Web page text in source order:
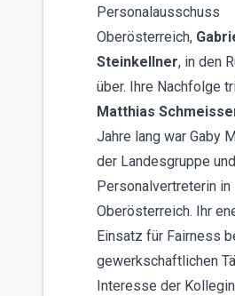
Personalausschuss
Oberösterreich,
Steinkellner, in den
über. Ihre Nachfolge
Matthias
Jahre lang war Gaby
der Landesgruppe und
Personalvertreterin in
Oberösterreich. Ihr
Einsatz für Fairness
gewerkschaftlichen
Interesse der